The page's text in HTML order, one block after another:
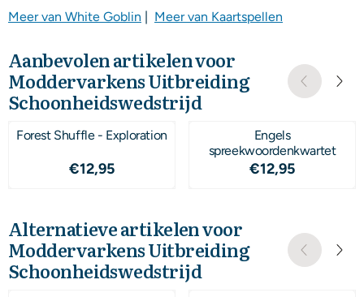
Meer van White Goblin | Meer van Kaartspellen
Aanbevolen artikelen voor
Moddervarkens Uitbreiding
Schoonheidswedstrijd
Forest Shuffle - Exploration
Prijs: 12,95
€12,95
Engels
spreekwoordenkwartet
Prijs: 12,95
€12,95
Alternatieve artikelen voor
Moddervarkens Uitbreiding
Schoonheidswedstrijd